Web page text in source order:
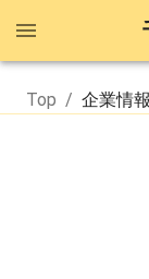
Top / 企業情報